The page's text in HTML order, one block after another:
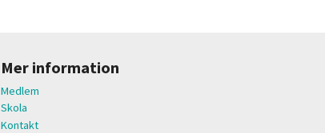
Mer information
Medlem
Skola
Kontakt